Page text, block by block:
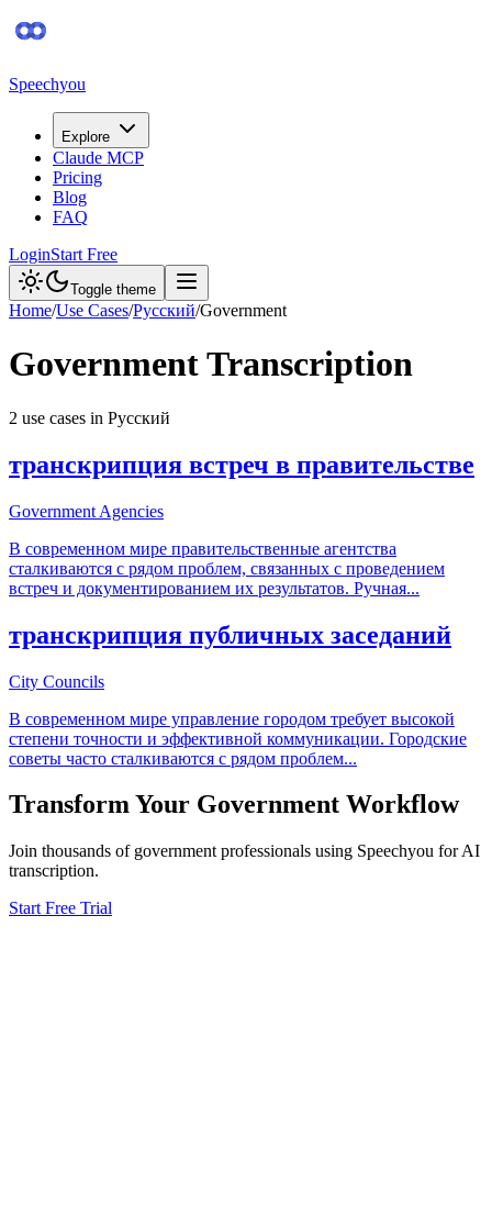
Speechyou
Explore
Claude MCP
Pricing
Blog
FAQ
LoginStart Free
Toggle theme
Home/Use Cases/Русский/Government
GovernmentTranscription
2 use cases in Русский
транскрипция встреч в правительстве
Government Agencies
В современном мире правительственные агентства
сталкиваются с рядом проблем, связанных с проведением
встреч и документированием их результатов. Ручная...
транскрипция публичных заседаний
City Councils
В современном мире управление городом требует высокой
степени точности и эффективной коммуникации. Городские
советы часто сталкиваются с рядом проблем...
Transform Your Government Workflow
Join thousands of government professionals using Speechyou for AI
transcription.
Start Free Trial